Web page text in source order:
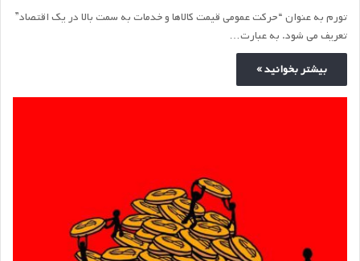
تورم به عنوان “حرکت عمومی قیمت کالاها و خدمات به سمت بالا در یک اقتصاد”
تعریف می شود. به عبارت…
بیشتر بخوانید »